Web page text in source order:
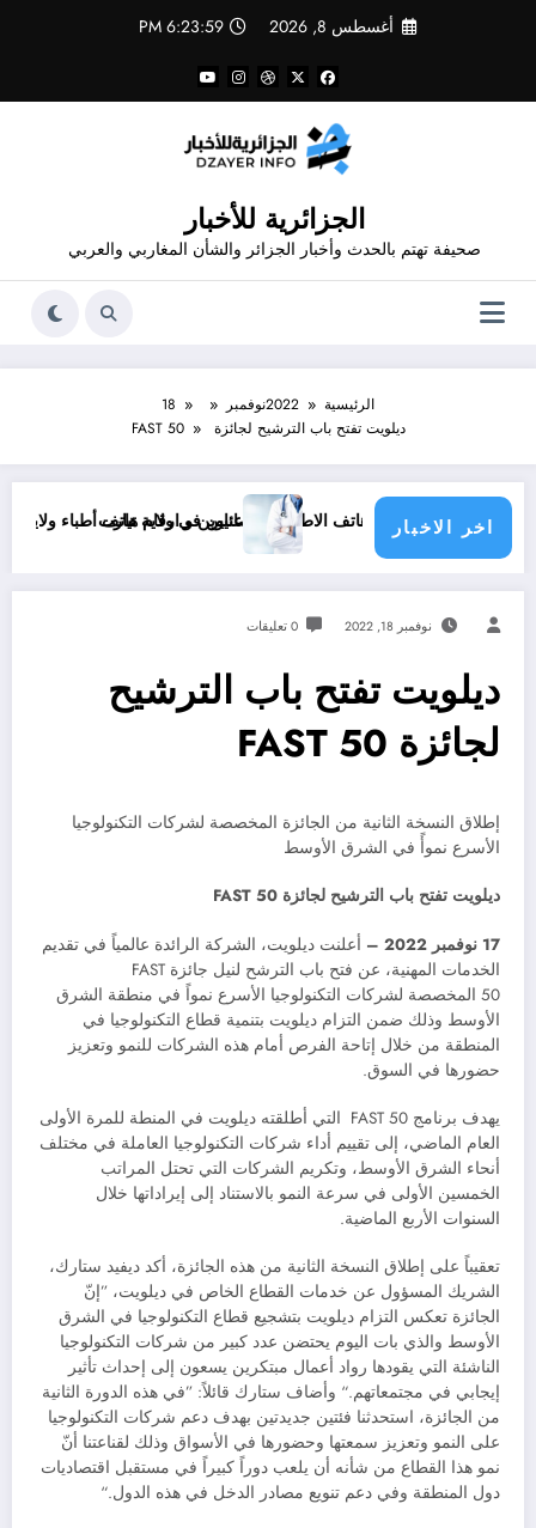
أغسطس 8, 2026 6:23:59 PM
الجزائرية للأخبار
صحيفة تهتم بالحدث وأخبار الجزائر والشأن المغاربي والعربي
الرئيسية 2022نوفمبر
18
ديلويت تفتح باب الترشيح لجائزة FAST 50
اخر الاخبار
و أرقام هاتف الاطباء الاخصائيين في ولاية تيارت
عناوين و ارقام هاتف أطباء ولاية باتنة ..
نوفمبر 18, 2022 0 تعليقات
ديلويت تفتح باب الترشيح
لجائزة FAST 50
إطلاق النسخة الثانية من الجائزة المخصصة لشركات التكنولوجيا
الأسرع نموأً في الشرق الأوسط
ديلويت تفتح باب الترشيح لجائزة FAST 50
17 نوفمبر 2022 –
أعلنت ديلويت، الشركة الرائدة عالمياً في تقديم
الخدمات المهنية، عن فتح باب الترشح لنيل جائزة FAST
50 المخصصة لشركات التكنولوجيا الأسرع نمواً في منطقة الشرق
الأوسط وذلك ضمن التزام ديلويت بتنمية قطاع التكنولوجيا في
المنطقة من خلال إتاحة الفرص أمام هذه الشركات للنمو وتعزيز
حضورها في السوق.
يهدف برنامج FAST 50 التي أطلقته ديلويت في المنطة للمرة الأولى
العام الماضي، إلى تقييم أداء شركات التكنولوجيا العاملة في مختلف
أنحاء الشرق الأوسط، وتكريم الشركات التي تحتل المراتب
الخمسين الأولى في سرعة النمو بالاستناد إلى إيراداتها خلال
السنوات الأربع الماضية.
تعقيباً على إطلاق النسخة الثانية من هذه الجائزة، أكد ديفيد ستارك،
الشريك المسؤول عن خدمات القطاع الخاص في ديلويت، ”إنّ
الجائزة تعكس التزام ديلويت بتشجيع قطاع التكنولوجيا في الشرق
الأوسط والذي بات اليوم يحتضن عدد كبير من شركات التكنولوجيا
الناشئة التي يقودها رواد أعمال مبتكرين يسعون إلى إحداث تأثير
إيجابي في مجتمعاتهم.“ وأضاف ستارك قائلاً: ”في هذه الدورة الثانية
من الجائزة، استحدثنا فئتين جديدتين بهدف دعم شركات التكنولوجيا
على النمو وتعزيز سمعتها وحضورها في الأسواق وذلك لقناعتنا أنّ
نمو هذا القطاع من شأنه أن يلعب دوراً كبيراً في مستقبل اقتصاديات
دول المنطقة وفي دعم تنويع مصادر الدخل في هذه الدول.“